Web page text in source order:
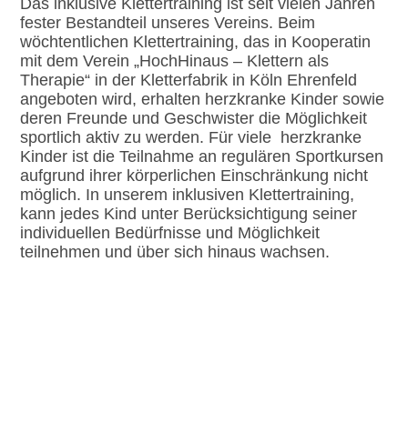
Das inklusive Klettertraining ist seit vielen Jahren
fester Bestandteil unseres Vereins. Beim
wöchtentlichen Klettertraining, das in Kooperatin
mit dem Verein „HochHinaus – Klettern als
Therapie“ in der Kletterfabrik in Köln Ehrenfeld
angeboten wird, erhalten herzkranke Kinder sowie
deren Freunde und Geschwister die Möglichkeit
sportlich aktiv zu werden. Für viele herzkranke
Kinder ist die Teilnahme an regulären Sportkursen
aufgrund ihrer körperlichen Einschränkung nicht
möglich. In unserem inklusiven Klettertraining,
kann jedes Kind unter Berücksichtigung seiner
individuellen Bedürfnisse und Möglichkeit
teilnehmen und über sich hinaus wachsen.